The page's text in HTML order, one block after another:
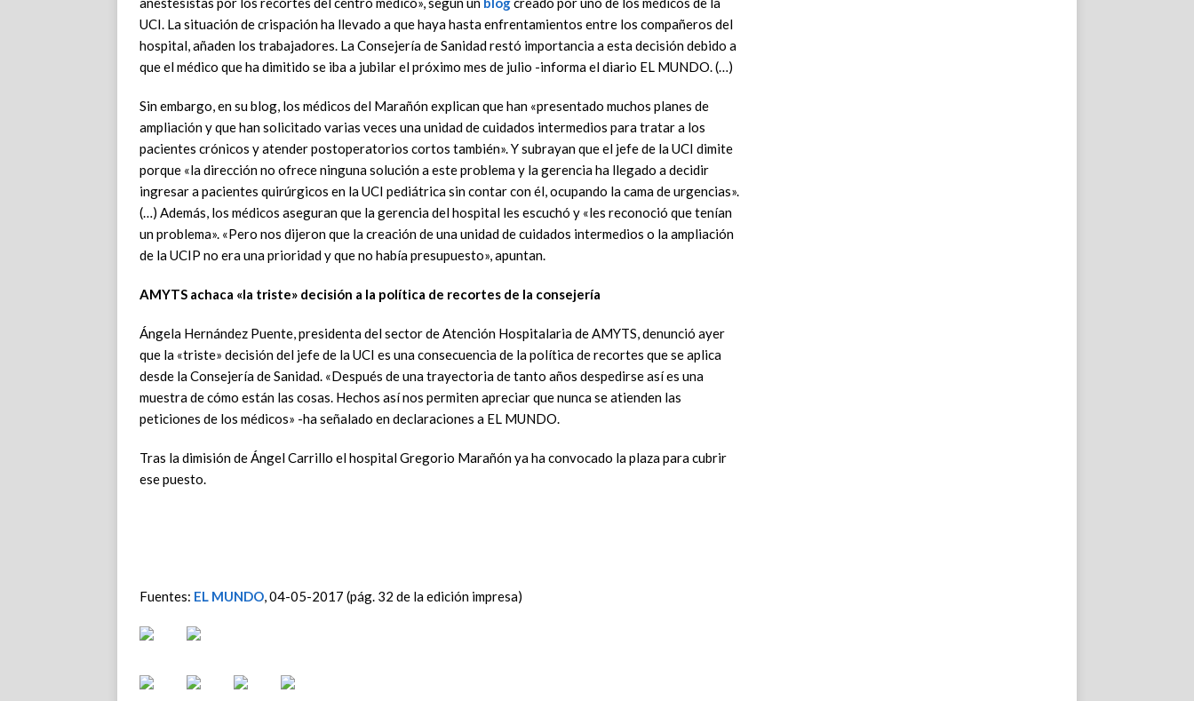
UCI. La situación de crispación ha llevado a que haya hasta enfrentamientos entre los compañeros del
hospital, añaden los trabajadores. La Consejería de Sanidad restó importancia a esta decisión debido a
que el médico que ha dimitido se iba a jubilar el próximo mes de julio -informa el diario EL MUNDO. (…)
Sin embargo, en su blog, los médicos del Marañón explican que han «presentado muchos planes de
ampliación y que han solicitado varias veces una unidad de cuidados intermedios para tratar a los
pacientes crónicos y atender postoperatorios cortos también». Y subrayan que el jefe de la UCI dimite
porque «la dirección no ofrece ninguna solución a este problema y la gerencia ha llegado a decidir
ingresar a pacientes quirúrgicos en la UCI pediátrica sin contar con él, ocupando la cama de urgencias».
(…) Además, los médicos aseguran que la gerencia del hospital les escuchó y «les reconoció que tenían
un problema». «Pero nos dijeron que la creación de una unidad de cuidados intermedios o la ampliación
de la UCIP no era una prioridad y que no había presupuesto», apuntan.
AMYTS achaca «la triste» decisión a la política de recortes de la consejería
Ángela Hernández Puente, presidenta del sector de Atención Hospitalaria de AMYTS, denunció ayer
que la «triste» decisión del jefe de la UCI es una consecuencia de la política de recortes que se aplica
desde la Consejería de Sanidad. «Después de una trayectoria de tanto años despedirse así es una
muestra de cómo están las cosas. Hechos así nos permiten apreciar que nunca se atienden las
peticiones de los médicos» -ha señalado en declaraciones a EL MUNDO.
Tras la dimisión de Ángel Carrillo el hospital Gregorio Marañón ya ha convocado la plaza para cubrir
ese puesto.
Fuentes: EL MUNDO, 04-05-2017 (pág. 32 de la edición impresa)